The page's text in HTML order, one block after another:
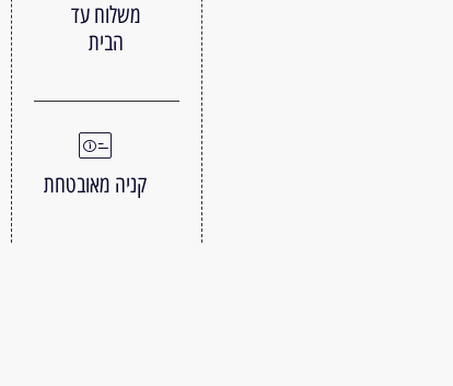
משלוח עד
הבית
קניה מאובטחת